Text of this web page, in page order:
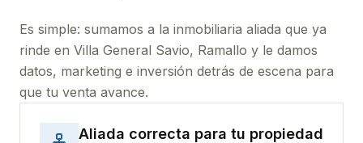
Es simple: sumamos a la inmobiliaria aliada que ya
rinde en Villa General Savio, Ramallo y le damos
datos, marketing e inversión detrás de escena para
que tu venta avance.
Aliada correcta para tu propiedad